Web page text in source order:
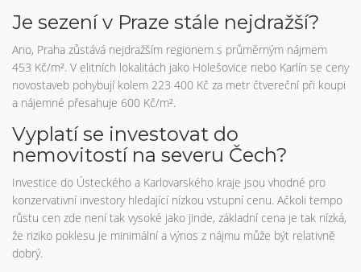
Je sezení v Praze stále nejdražší?
Ano, Praha zůstává nejdražším regionem s průměrným nájmem
453 Kč/m². V elitních lokalitách jako Holešovice nebo Karlín se ceny
novostaveb pohybují kolem 223 400 Kč za metr čtvereční při koupi
a nájemné přesahuje 600 Kč/m².
Vyplatí se investovat do
nemovitostí na severu Čech?
Investice do Ústeckého a Karlovarského kraje jsou vhodné pro
konzervativní investory hledající nízkou vstupní cenu. Ačkoli tempo
růstu cen zde není tak vysoké jako jinde, základní cena je tak nízká,
že riziko poklesu je minimální a výnos z nájmu může být relativně
dobrý.